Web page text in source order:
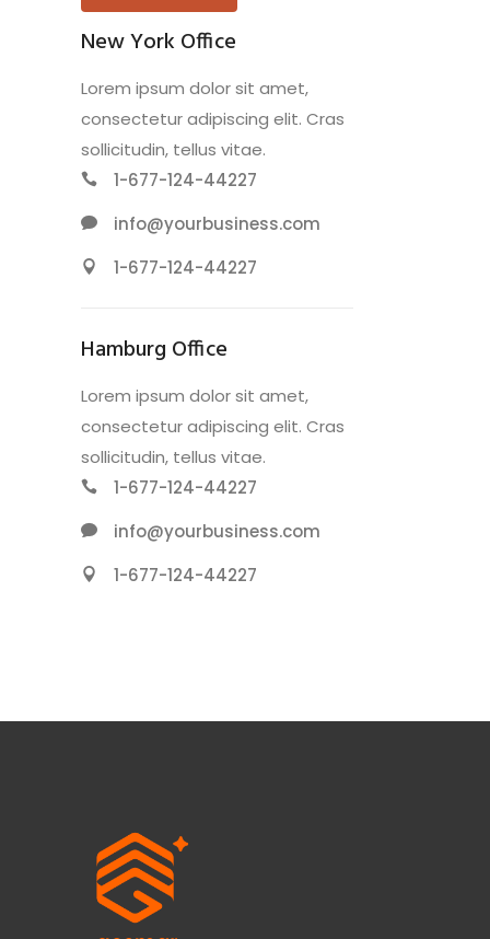
New York Office
Lorem ipsum dolor sit amet,
consectetur adipiscing elit. Cras
sollicitudin, tellus vitae.
1-677-124-44227
info@yourbusiness.com
1-677-124-44227
Hamburg Office
Lorem ipsum dolor sit amet,
consectetur adipiscing elit. Cras
sollicitudin, tellus vitae.
1-677-124-44227
info@yourbusiness.com
1-677-124-44227